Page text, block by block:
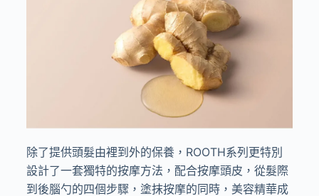
除了提供頭髮由裡到外的保養， ROOTH系列更特別
設計了一套獨特的按摩方法，配合按摩頭皮，從髮際
到後腦勺的四個步驟，塗抹按摩的同時，美容精華成